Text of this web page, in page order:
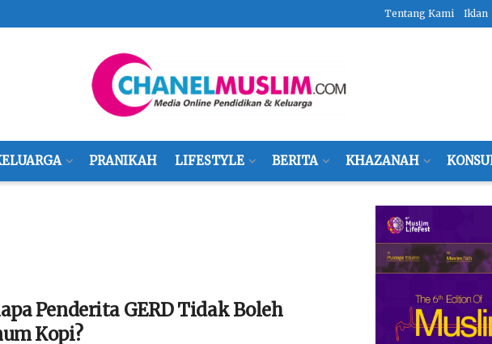
Tentang Kami Iklan
PRANIKAH LIFESTYLE BERITA KHAZANAH
Penderita GERD Tidak Boleh
Kopi?